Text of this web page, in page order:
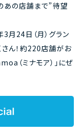
あの店舗まで”待望
24日（月）グラン
さん！約220店舗がお
（ミナモア）」にぜ